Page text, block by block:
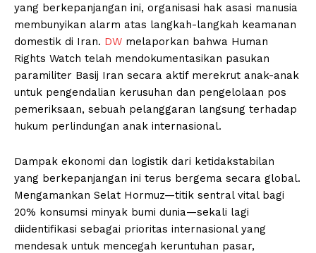
yang berkepanjangan ini, organisasi hak asasi manusia
membunyikan alarm atas langkah-langkah keamanan
domestik di Iran. DW melaporkan bahwa Human
Rights Watch telah mendokumentasikan pasukan
paramiliter Basij Iran secara aktif merekrut anak-anak
untuk pengendalian kerusuhan dan pengelolaan pos
pemeriksaan, sebuah pelanggaran langsung terhadap
hukum perlindungan anak internasional.
Dampak ekonomi dan logistik dari ketidakstabilan
yang berkepanjangan ini terus bergema secara global.
Mengamankan Selat Hormuz—titik sentral vital bagi
20% konsumsi minyak bumi dunia—sekali lagi
diidentifikasi sebagai prioritas internasional yang
mendesak untuk mencegah keruntuhan pasar,